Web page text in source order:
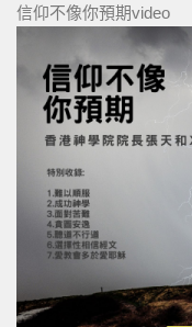
信仰不像你預期video